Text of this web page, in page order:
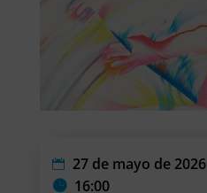
27 de mayo de 2026
16:00